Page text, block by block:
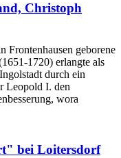
Christoph
Frontenhausen geborene
1720) erlangte als
durch ein
Leopold I. den
wora
bei Loitersdorf